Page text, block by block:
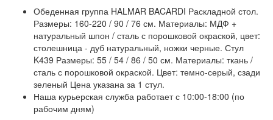
Обеденная группа HALMAR BACARDI Раскладной стол.
Размеры: 160-220 / 90 / 76 см. Материалы: МДФ +
натуральный шпон / сталь с порошковой окраской, цвет:
столешница - дуб натуральный, ножки черные. Стул
K439 Размеры: 55 / 54 / 86 / 50 см. Материалы: ткань /
сталь с порошковой окраской. Цвет: темно-серый, сзади
зеленый Цена указана за 1 стул.
Наша курьерская служба работает с 10:00-18:00 (по
рабочим дням)